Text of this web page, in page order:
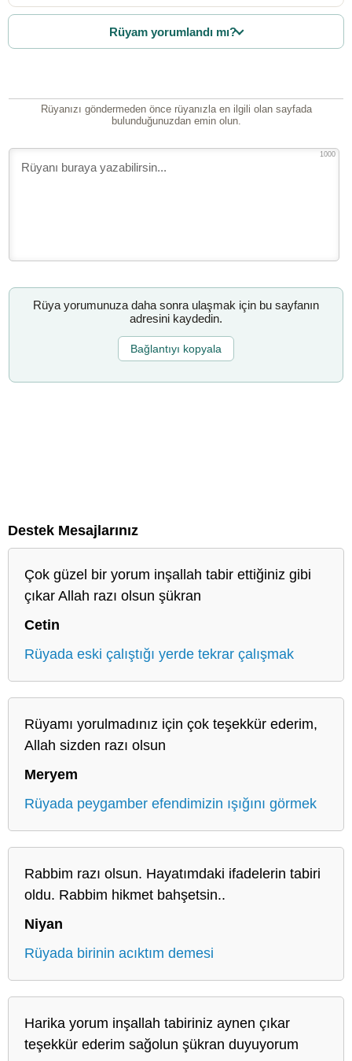
Rüyam yorumlandı mı?
Rüyanızı göndermeden önce rüyanızla en ilgili olan sayfada
bulunduğunuzdan emin olun.
1000
Rüya yorumunuza daha sonra ulaşmak için bu sayfanın
adresini kaydedin.
Bağlantıyı kopyala
Destek Mesajlarınız
Çok güzel bir yorum inşallah tabir ettiğiniz gibi
çıkar Allah razı olsun şükran
Cetin
Rüyada eski çalıştığı yerde tekrar çalışmak
Rüyamı yorulmadınız için çok teşekkür ederim,
Allah sizden razı olsun
Meryem
Rüyada peygamber efendimizin ışığını görmek
Rabbim razı olsun. Hayatımdaki ifadelerin tabiri
oldu. Rabbim hikmet bahşetsin..
Niyan
Rüyada birinin acıktım demesi
Harika yorum inşallah tabiriniz aynen çıkar
teşekkür ederim sağolun şükran duyuyorum